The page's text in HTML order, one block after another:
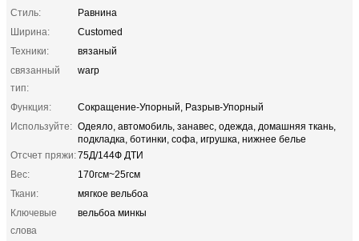
Стиль:
Равнина
Ширина:
Customed
Техники:
вязаный
связанный
тип:
warp
Функция:
Сокращение-Упорный, Разрыв-Упорный
Используйте: Одеяло, автомобиль, занавес, одежда, домашняя ткань,
подкладка, ботинки, софа, игрушка, нижнее белье
Отсчет пряжи:75Д/144Ф ДТИ
Вес:
170гсм~25гсм
Ткани:
мягкое вельбоа
Ключевые
слова
вельбоа минкы